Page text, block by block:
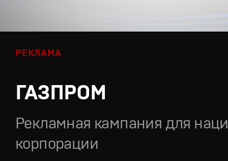
РЕКЛАМА
ГАЗПРОМ
Рекламная кампания для
корпорации